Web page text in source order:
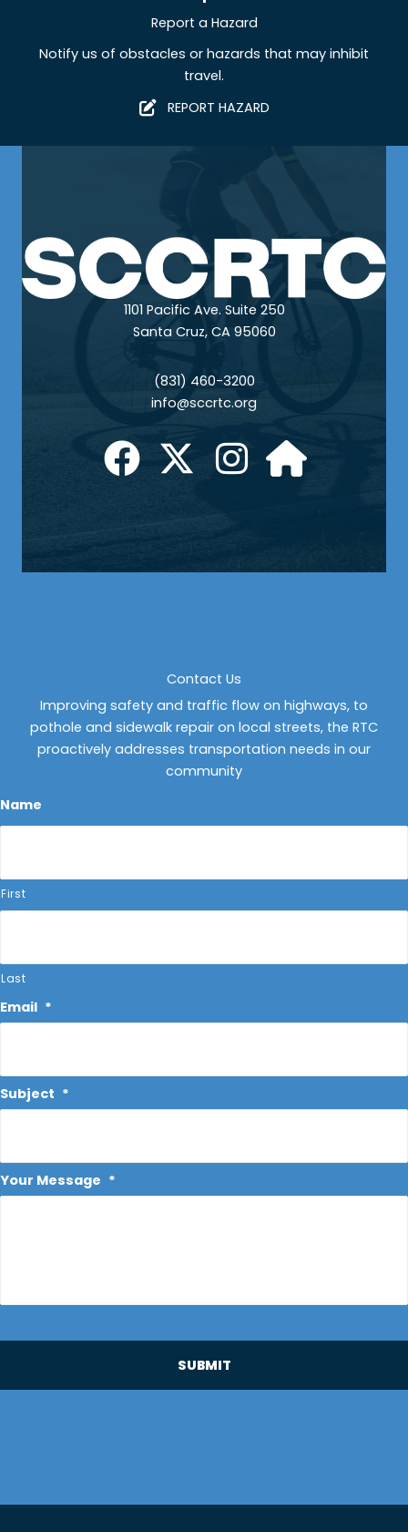
Report a Hazard
Notify us of obstacles or hazards that may inhibit
travel.
REPORT HAZARD
1101 Pacific Ave. Suite 250
Santa Cruz, CA 95060
(831) 460-3200
info@sccrtc.org
Contact Us
Improving safety and traffic flow on highways, to
pothole and sidewalk repair on local streets, the RTC
proactively addresses transportation needs in our
community
Name
First
Last
Email *
Subject *
Your Message *
SUBMIT